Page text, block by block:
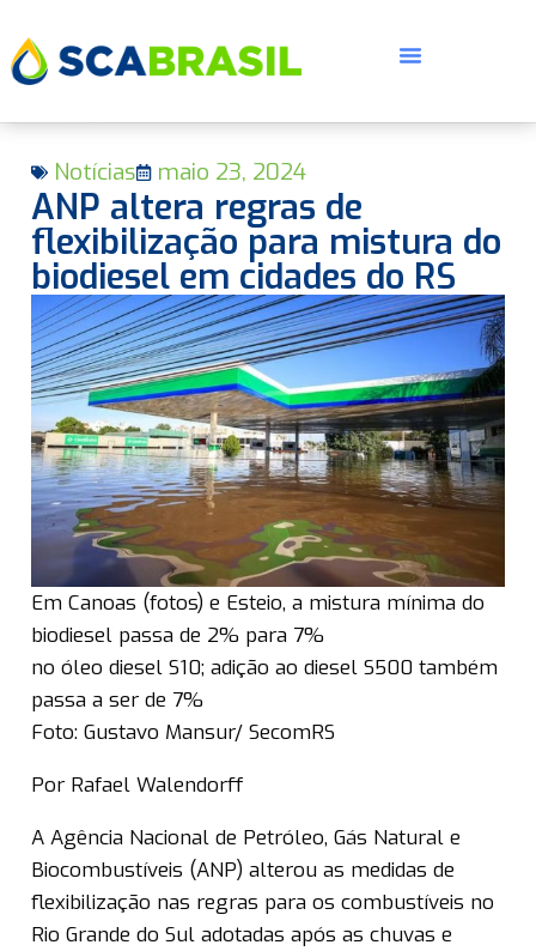
Notícias maio 23, 2024
ANP altera regras de
flexibilização para mistura do
biodiesel em cidades do RS
Em Canoas (fotos) e Esteio, a mistura mínima do
biodiesel passa de 2% para 7%
no óleo diesel S10; adição ao diesel S500 também
passa a ser de 7%
Foto: Gustavo Mansur/ SecomRS
Por Rafael Walendorff
A Agência Nacional de Petróleo, Gás Natural e
Biocombustíveis (ANP) alterou as medidas de
flexibilização nas regras para os combustíveis no
Rio Grande do Sul adotadas após as chuvas e